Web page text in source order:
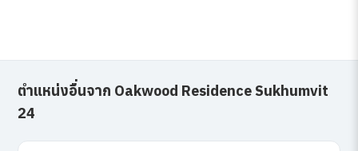
ตำแหน่งอื่นจาก Oakwood Residence Sukhumvit
24